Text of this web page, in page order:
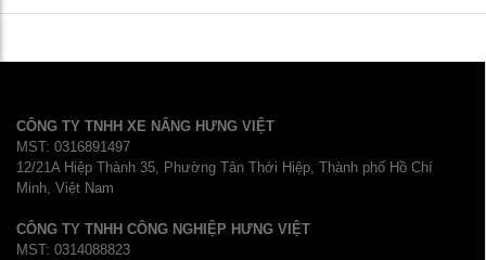
CÔNG TY TNHH XE NÂNG HƯNG VIỆT
MST: 0316891497
12/21A Hiệp Thành 35, Phường Tân Thới Hiệp, Thành phố Hồ Chí
Minh, Việt Nam
CÔNG TY TNHH CÔNG NGHIỆP HƯNG VIỆT
MST: 0314088823